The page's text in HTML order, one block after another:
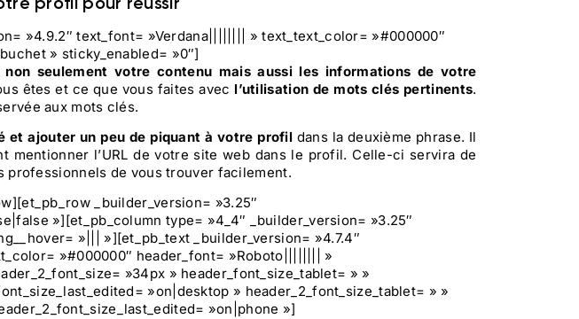
»4.9.2″ text_font= »Verdana|||||||| » text_text_color= »#000000″
» sticky_enabled= »0″]
non seulement votre contenu mais aussi les informations de votre
êtes et ce que vous faites avec l’utilisation de mots clés pertinents.
aux mots clés.
et ajouter un peu de piquant à votre profil dans la deuxième phrase. Il
mentionner l’URL de votre site web dans le profil. Celle-ci servira de
de vous trouver facilement.
_builder_version= »3.25″
»][et_pb_column type= »4_4″ _builder_version= »3.25″
»||| »][et_pb_text _builder_version= »4.7.4″
»#000000″ header_font= »Roboto|||||||| »
»34px » header_font_size_tablet= » »
»on|desktop » header_2_font_size_tablet= » »
»on|phone »]